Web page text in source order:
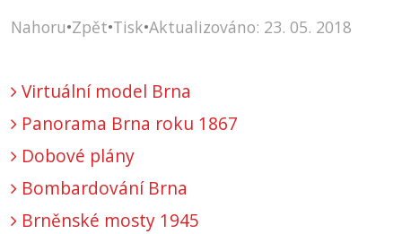
Nahoru•Zpět•Tisk•Aktualizováno: 23. 05. 2018
Virtuální model Brna
Panorama Brna roku 1867
Dobové plány
Bombardování Brna
Brněnské mosty 1945